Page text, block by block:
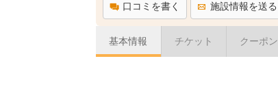
口コミを書く 施設情報を送る
基本情報 チケット クーポン